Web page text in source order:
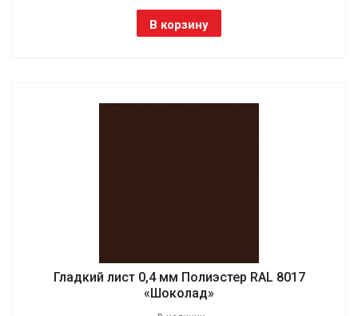
В корзину
Гладкий лист 0,4 мм Полиэстер RAL 8017
«Шоколад»